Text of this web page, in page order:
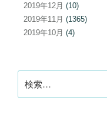
2019年12月 (10)
2019年11月 (1365)
2019年10月 (4)
索: